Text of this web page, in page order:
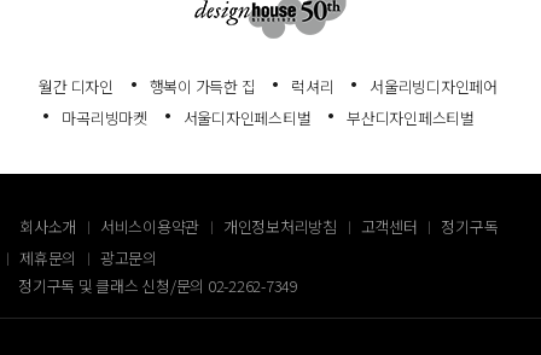
월간 디자인 행복이 가득한 집 럭셔리
서울리빙디자인페어
마곡리빙마켓
서울디자인페스티벌 부산디자인페스티벌
회사소개 서비스이용약관 개인정보처리방침 고객센터
정기구독
제휴문의
광고문의
정기구독 및 클래스 신청/문의 02-2262-7349